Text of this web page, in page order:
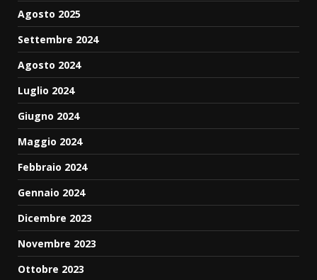
Agosto 2025
Settembre 2024
Agosto 2024
Luglio 2024
Giugno 2024
Maggio 2024
Febbraio 2024
Gennaio 2024
Dicembre 2023
Novembre 2023
Ottobre 2023